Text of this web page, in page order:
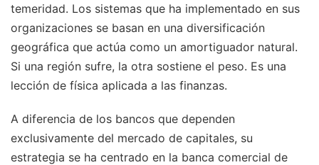
temeridad. Los sistemas que ha implementado en sus
organizaciones se basan en una diversificación
geográfica que actúa como un amortiguador natural.
Si una región sufre, la otra sostiene el peso. Es una
lección de física aplicada a las finanzas.
A diferencia de los bancos que dependen
exclusivamente del mercado de capitales, su
estrategia se ha centrado en la banca comercial de